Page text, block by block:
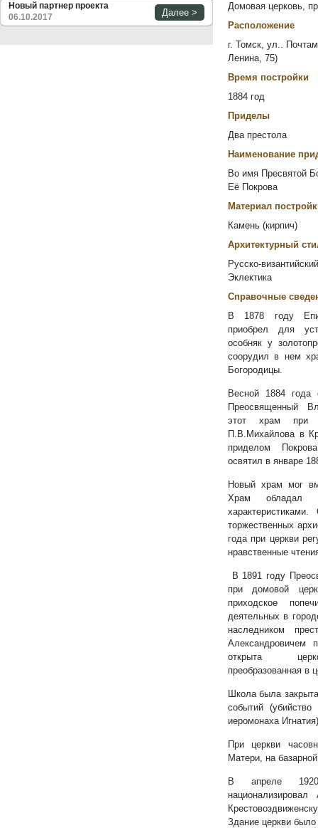
Новый партнер проекта
Далее >
06.10.2017
Домовая церковь,
Расположение
г. Томск, ул..
Ленина, 75)
Время постройки
1884 год
Приделы
Два престола
Наименование
Во имя Пресвятой
Её Покрова
Материал
Камень (кирпич)
Архитектурный
Русско-
Эклектика
Справочные
В 1878 году
приобрел для
особняк у
соорудил в нем
Богородицы.
Весной 1884 года
Преосвященный
этот храм при
П.В.Михайлова в
приделом
освятил в январе
Новый храм мог
Храм обладал
характеристиками.
торжественных
года при церкви
нравственные
В 1891 году
при домовой
приходское
деятельных в
наследником
Александровичем
открыта
преобразованная в
Школа была закрыт
событий
иеромонаха
При церкви
Матери, на
В апреле
Здание церкви